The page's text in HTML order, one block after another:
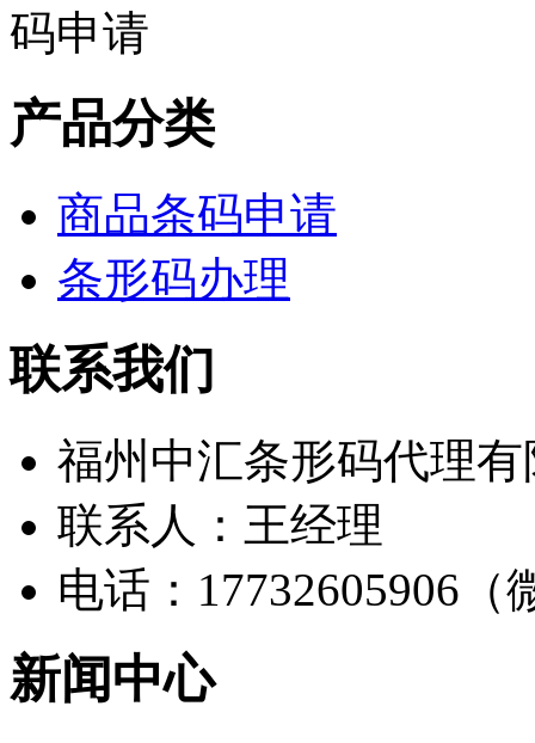
产品分类
商品条码申请
条形码办理
联系我们
福州中汇条形码代理
联系人：王经理
电话：17732605906（
新闻中心